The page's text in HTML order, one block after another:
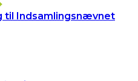
til Indsamlingsnævnet